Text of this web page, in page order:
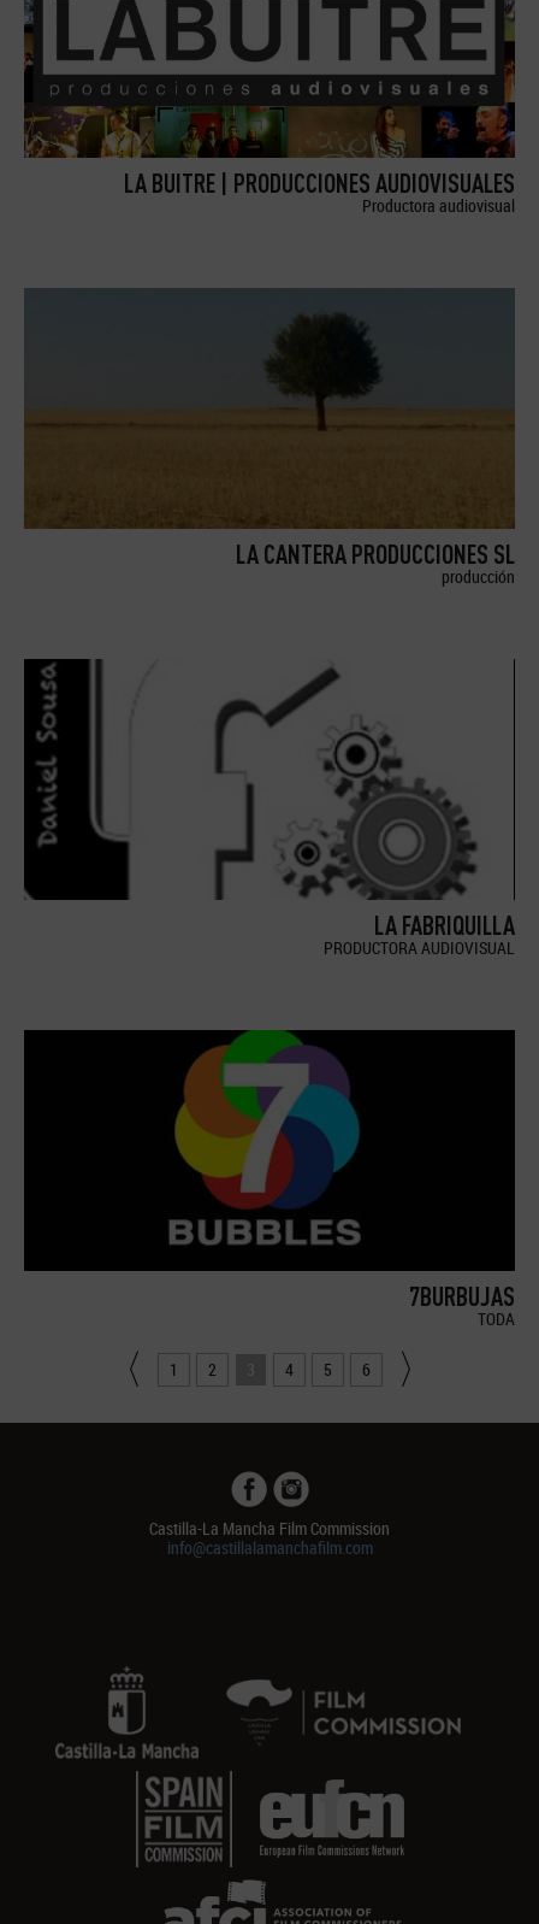
LA BUITRE | PRODUCCIONES AUDIOVISUALES
Productora audiovisual
LA CANTERA PRODUCCIONES SL
producción
LA FABRIQUILLA
PRODUCTORA AUDIOVISUAL
7BURBUJAS
TODA
1 2 3 4 5 6
Castilla-La Mancha Film Commission
info@castillalamanchafilm.com